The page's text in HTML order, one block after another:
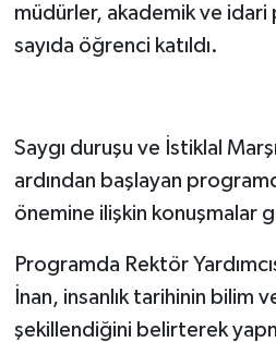
müdürler, akademik ve idari
sayıda öğrenci katıldı.
Saygı duruşu ve İstiklal
ardından başlayan
önemine ilişkin konuşmalar
Programda Rektör
İnan, insanlık tarihinin bilim
şekillendiğini belirterek